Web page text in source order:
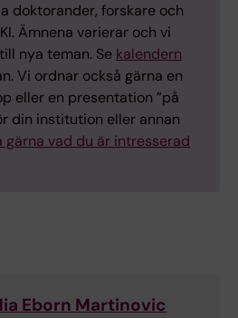
doktorander, forskare och
Ämnena varierar och vi
nya teman. Se kalendern
Vi ordnar också gärna en
eller en presentation ”på
din institution eller annan
gärna vad du är intresserad
Eborn Martinovic